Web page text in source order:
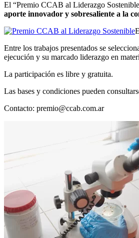
El “Premio CCAB al Liderazgo
aporte innovador y sobresaliente a la
Entre los trabajos presentados se
ejecución y su marcado liderazgo en
La participación es libre y gratuita.
Las bases y condiciones pueden
Contacto: premio@ccab.com.ar